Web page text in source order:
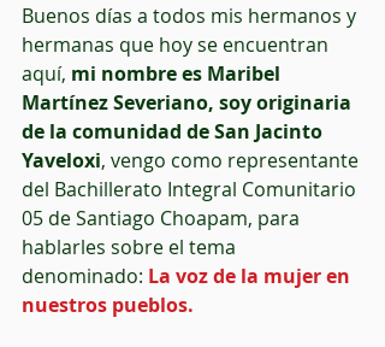
Buenos días a todos mis hermanos y
hermanas que hoy se encuentran
aquí, mi nombre es Maribel
Martínez Severiano, soy originaria
de la comunidad de San Jacinto
Yaveloxi, vengo como representante
del Bachillerato Integral Comunitario
05 de Santiago Choapam, para
hablarles sobre el tema
denominado: La voz de la mujer en
nuestros pueblos.